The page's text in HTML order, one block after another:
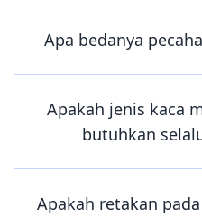
Apa bedanya
Apakah jenis kaca
butuhkan
Apakah retakan